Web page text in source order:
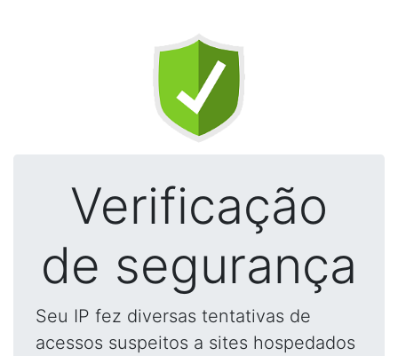
Verificação
de segurança
Seu IP fez diversas tentativas de
acessos suspeitos a sites hospedados